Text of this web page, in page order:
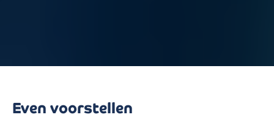
Even voorstellen